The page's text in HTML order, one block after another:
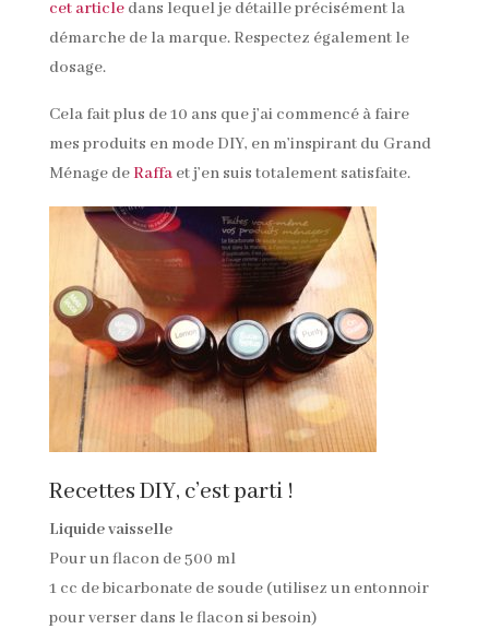
cet articledans lequel je détaille précisément la
démarche de la marque. Respectez également le
dosage.
Cela fait plus de 10 ans que j’ai commencé à faire
mes produits en mode DIY, en m’inspirant du Grand
Ménage deRaffaet j’en suis totalement satisfaite.
Recettes DIY, c’est parti !
Liquide vaisselle
Pour un flacon de 500 ml
1 cc de bicarbonate de soude (utilisez un entonnoir
pour verser dans le flacon si besoin)